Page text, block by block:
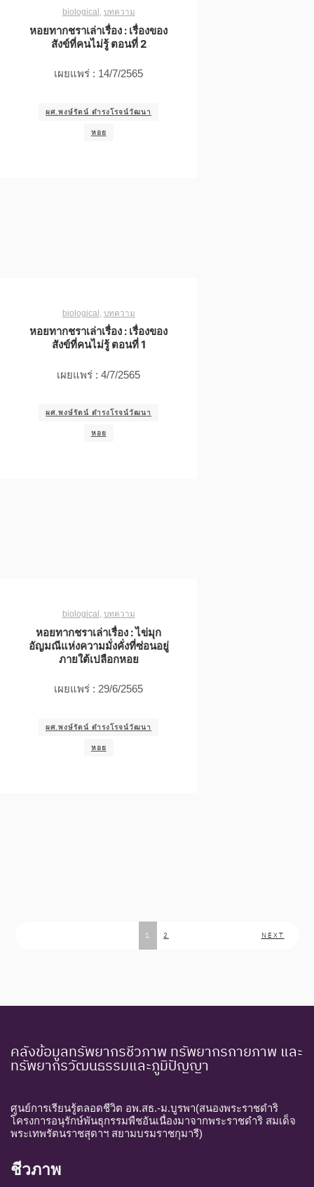
biological บทความ
หอยทากชราเล่าเรื่อง : เรื่องของ
สังข์ที่คนไม่รู้ ตอนที่ 2
เผยแพร่ : 14/7/2565
ผศ.พงษ์รัตน์ ดำรงโรจน์วัฒนา
หอย
biological บทความ
หอยทากชราเล่าเรื่อง : เรื่องของ
สังข์ที่คนไม่รู้ ตอนที่ 1
เผยแพร่ : 4/7/2565
ผศ.พงษ์รัตน์ ดำรงโรจน์วัฒนา
หอย
biological บทความ
หอยทากชราเล่าเรื่อง : ไข่มุก
อัญมณีแห่งความมั่งคั่งที่ซ่อนอยู่
ภายใต้เปลือกหอย
เผยแพร่ : 29/6/2565
ผศ.พงษ์รัตน์ ดำรงโรจน์วัฒนา
หอย
1 2 NEXT
คลังข้อมูลทรัพยากรชีวภาพ ทรัพยากรกายภาพ และ
ทรัพยากรวัฒนธรรมและภูมิปัญญา
ศูนย์การเรียนรู้ตลอดชีวิต อพ.สธ.-ม.บูรพา(สนองพระราชดำริ
โครงการอนุรักษ์พันธุกรรมพืชอันเนื่องมาจากพระราชดำริ สมเด็จ
พระเทพรัตนราชสุดาฯ สยามบรมราชกุมารี)
ชีวภาพ